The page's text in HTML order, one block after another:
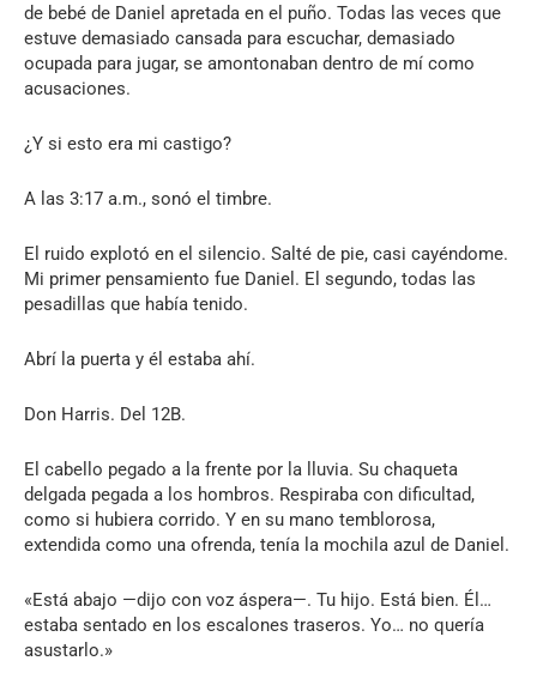
de bebé de Daniel apretada en el puño. Todas las veces que
estuve demasiado cansada para escuchar, demasiado
ocupada para jugar, se amontonaban dentro de mí como
acusaciones.
¿Y si esto era mi castigo?
A las 3:17 a.m., sonó el timbre.
El ruido explotó en el silencio. Salté de pie, casi cayéndome.
Mi primer pensamiento fue Daniel. El segundo, todas las
pesadillas que había tenido.
Abrí la puerta y él estaba ahí.
Don Harris. Del 12B.
El cabello pegado a la frente por la lluvia. Su chaqueta
delgada pegada a los hombros. Respiraba con dificultad,
como si hubiera corrido. Y en su mano temblorosa,
extendida como una ofrenda, tenía la mochila azul de Daniel.
«Está abajo —dijo con voz áspera—. Tu hijo. Está bien. Él…
estaba sentado en los escalones traseros. Yo… no quería
asustarlo.»